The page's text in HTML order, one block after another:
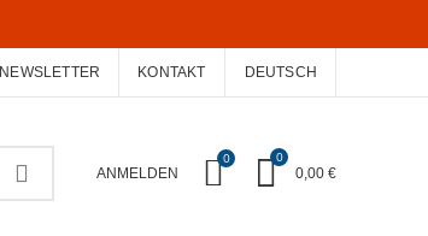
NEWSLETTER KONTAKT DEUTSCH
ANMELDEN
0
0
0,00 €